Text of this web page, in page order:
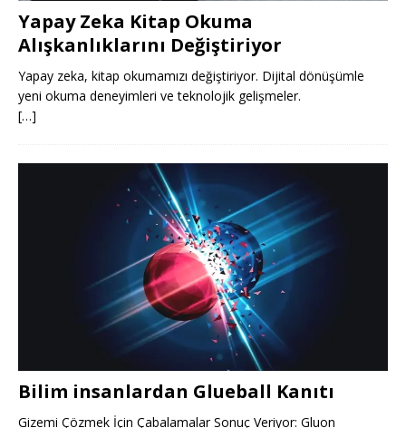
Yapay Zeka Kitap Okuma
Alışkanlıklarını Değiştiriyor
Yapay zeka, kitap okumamızı değiştiriyor. Dijital dönüşümle
yeni okuma deneyimleri ve teknolojik gelişmeler.
[…]
Bilim insanlardan Glueball Kanıtı
Gizemi Çözmek İçin Çabalamalar Sonuç Veriyor: Gluon